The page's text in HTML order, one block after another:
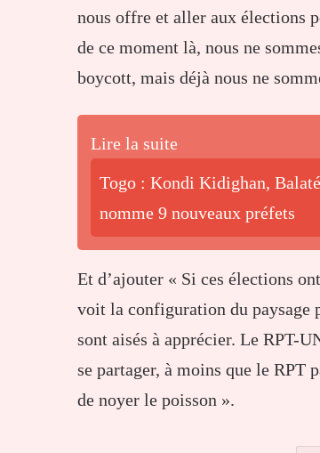
nous offre et aller aux élections
de ce moment là, nous ne
boycott, mais déjà nous ne
Lire la suite
Togo : Kondi Kidighan,
nomme 9 nouveaux préfets
Et d’ajouter « Si ces élections
voit la configuration du paysage
sont aisés à apprécier. Le RPT-
se partager, à moins que le RPT
de noyer le poisson ».